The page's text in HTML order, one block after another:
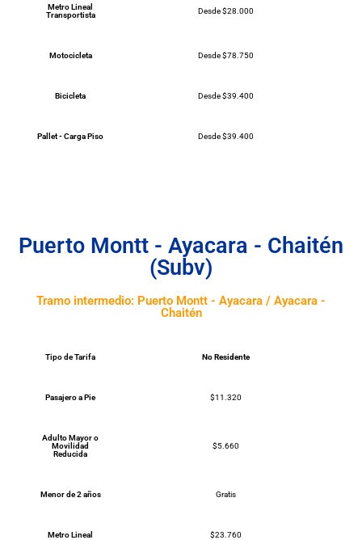
Metro Lineal
Transportista
Desde $28.000
Motocicleta Desde $78.750
Bicicleta Desde $39.400
Pallet - Carga Piso Desde $39.400
Puerto Montt - Ayacara - Chaitén
(Subv)
Tramo intermedio: Puerto Montt - Ayacara / Ayacara -
Chaitén
Tipo de Tarifa No Residente
Pasajero a Pie $11.320
Adulto Mayor o
Movilidad
Reducida
$5.660
Menor de 2 años Gratis
Metro Lineal $23.760